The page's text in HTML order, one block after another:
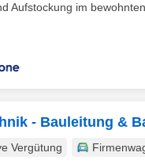
Aufstockung im
- Bauleitung &
Vergütung